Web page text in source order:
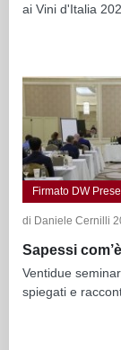
ai Vini d'Italia
Firmato DW
di Daniele Cernilli
Sapessi
Ventidue
spiegati e